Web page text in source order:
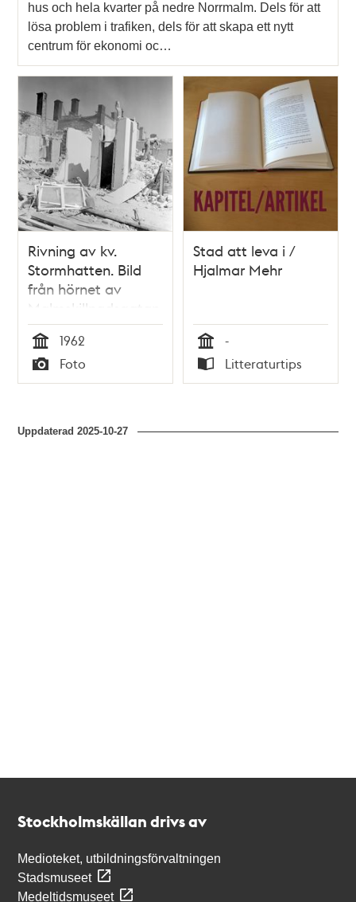
hus och hela kvarter på nedre Norrmalm. Dels för att
lösa problem i trafiken, dels för att skapa ett nytt
centrum för ekonomi oc…
Rivning av kv.
Stormhatten. Bild
från hörnet av
Malmskillnadsgatan
och Mäster
Samuelsgatan
Tid
1962
Typ
Foto
Stad att leva i /
Hjalmar Mehr
Tid
-
Typ
Litteraturtips
Uppdaterad2025-10-27
Stockholmskällan drivs av
Medioteket, utbildningsförvaltningen
Stadsmuseet
Medeltidsmuseet